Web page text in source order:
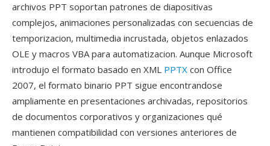
archivos PPT soportan patrones de diapositivas
complejos, animaciones personalizadas con secuencias de
temporizacion, multimedia incrustada, objetos enlazados
OLE y macros VBA para automatizacion. Aunque Microsoft
introdujo el formato basado en XML PPTX con Office
2007, el formato binario PPT sigue encontrandose
ampliamente en presentaciones archivadas, repositorios
de documentos corporativos y organizaciones qué
mantienen compatibilidad con versiones anteriores de